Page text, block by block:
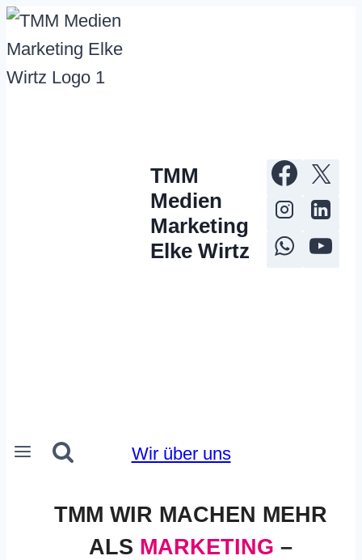
Zum
Inhalt
springen
TMM
Medien
Marketing
Elke Wirtz
Wir über uns
TMM WIR MACHEN MEHR
ALS MARKETING –